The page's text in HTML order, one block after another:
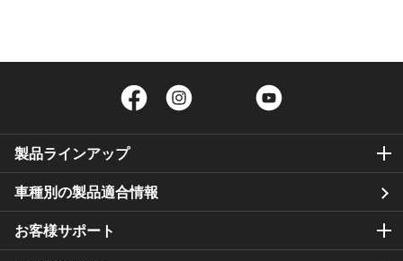
Facebook Twitter
製品ラインアップ
車種別の製品適合情報
お客様サポート